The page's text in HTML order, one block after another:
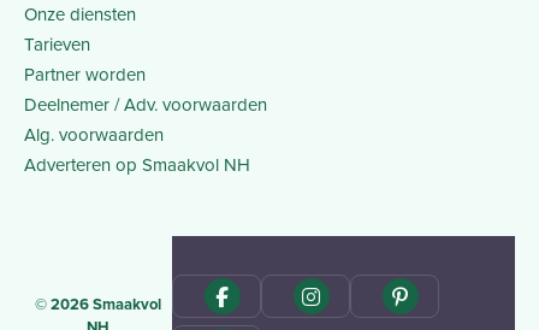
Onze diensten
Tarieven
Partner worden
Deelnemer / Adv. voorwaarden
Alg. voorwaarden
Adverteren op Smaakvol NH
© 2026 Smaakvol